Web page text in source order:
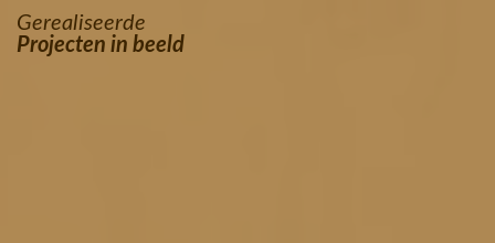
Gerealiseerde
Projecten in beeld